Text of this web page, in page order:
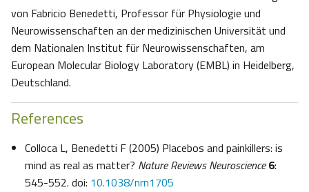
von Fabricio Benedetti, Professor für Physiologie und
Neurowissenschaften an der medizinischen Universität und
dem Nationalen Institut für Neurowissenschaften, am
European Molecular Biology Laboratory (EMBL) in Heidelberg,
Deutschland.
References
Colloca L, Benedetti F (2005) Placebos and painkillers: is
mind as real as matter? Nature Reviews Neuroscience 6:
545-552. doi: 10.1038/nrn1705